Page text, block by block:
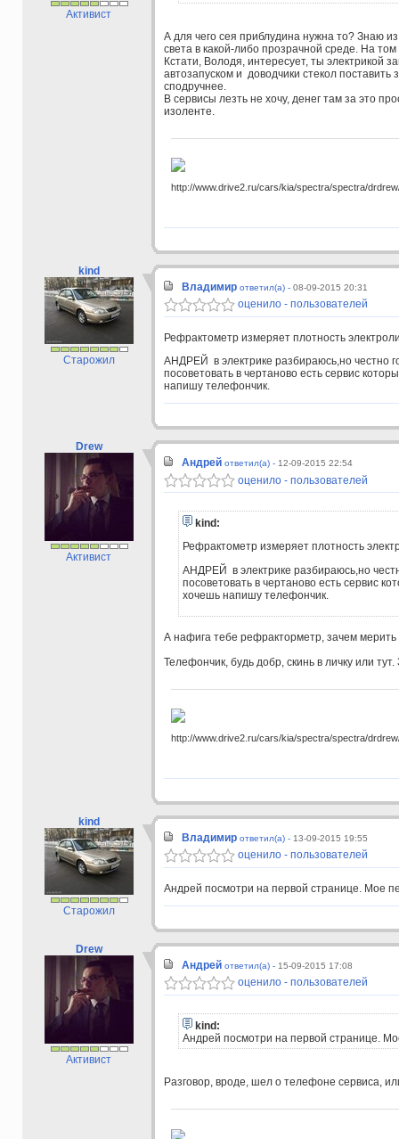
Активист
А для чего сея приблудина нужна то? Знаю
света в какой-либо прозрачной среде. На
Кстати, Володя, интересует, ты электрикой
автозапуском и доводчики стекол
сподручнее.
В сервисы лезть не хочу, денег там за это
изоленте.
http://www.drive2.ru/cars/kia/spectra/spectra/
kind
Старожил
Владимир ответил(а) - 08-09-2015 20:31
оценило - пользователей
Рефрактометр измеряет плотность
АНДРЕЙ в электрике разбираюсь,но честно
посоветовать в чертаново есть сервис
напишу телефончик.
Drew
Активист
Андрей ответил(а) - 12-09-2015 22:54
оценило - пользователей
kind:
Рефрактометр измеряет плотность
АНДРЕЙ в электрике разбираюсь,но
посоветовать в чертаново есть сервис
хочешь напишу телефончик.
А нафига тебе рефракторметр, зачем
Телефончик, будь добр, скинь в личку или
http://www.drive2.ru/cars/kia/spectra/spectra/
kind
Старожил
Владимир ответил(а) - 13-09-2015 19:55
оценило - пользователей
Андрей посмотри на первой странице. Мое
Drew
Активист
Андрей ответил(а) - 15-09-2015 17:08
оценило - пользователей
kind:
Андрей посмотри на первой странице.
Разговор, вроде, шел о телефоне сервиса,